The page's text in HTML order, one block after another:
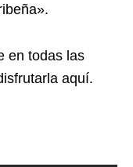
en todas las
aquí.